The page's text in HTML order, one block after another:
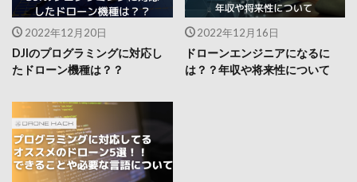
2022年12月20日
DJIのプログラミングに対応し
たドローン機種は？？
2022年12月16日
ドローンエンジニアになるに
は？？年収や将来性について